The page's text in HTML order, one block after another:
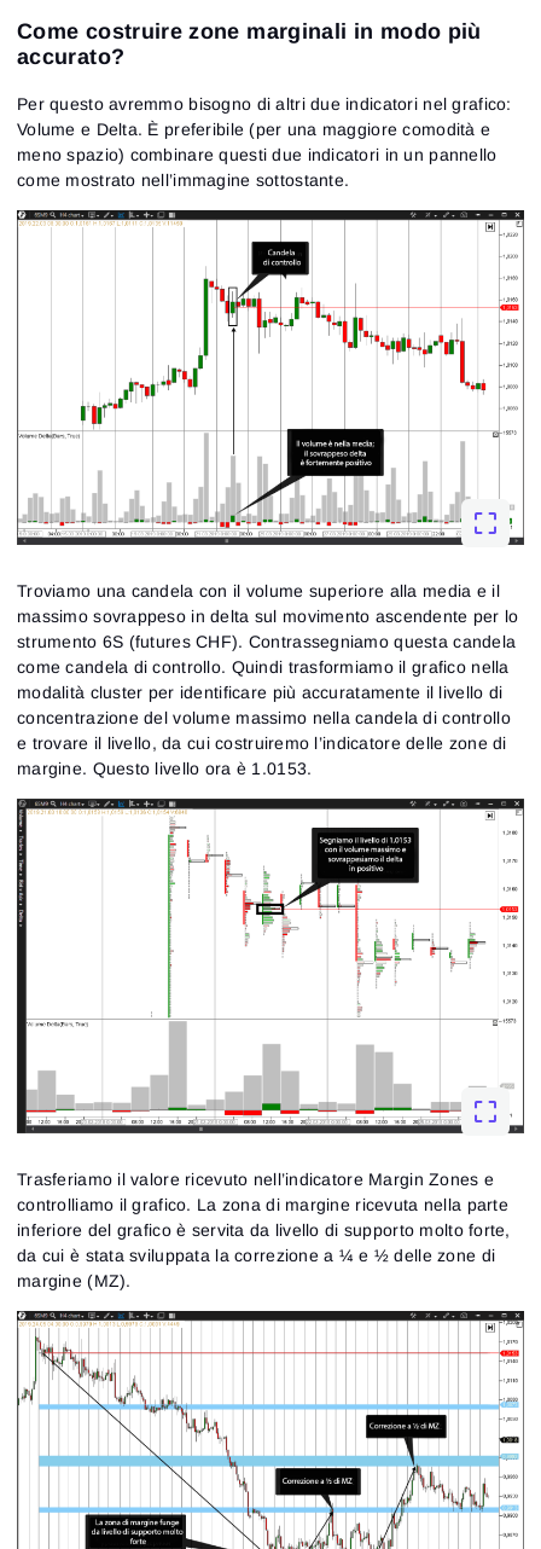
Come costruire zone marginali in modo più
accurato?
Per questo avremmo bisogno di altri due indicatori nel grafico:
Volume e Delta. È preferibile (per una maggiore comodità e
meno spazio) combinare questi due indicatori in un pannello
come mostrato nell’immagine sottostante.
Troviamo una candela con il volume superiore alla media e il
massimo sovrappeso in delta sul movimento ascendente per lo
strumento 6S (futures CHF). Contrassegniamo questa candela
come candela di controllo. Quindi trasformiamo il grafico nella
modalità cluster per identificare più accuratamente il livello di
concentrazione del volume massimo nella candela di controllo
e trovare il livello, da cui costruiremo l’indicatore delle zone di
margine. Questo livello ora è 1.0153.
Trasferiamo il valore ricevuto nell’indicatore Margin Zones e
controlliamo il grafico. La zona di margine ricevuta nella parte
inferiore del grafico è servita da livello di supporto molto forte,
da cui è stata sviluppata la correzione a ¼ e ½ delle zone di
margine (MZ).
Close
Accesso
Email
Hai dimenticato la password?
Non hai un account?Registrati
Reimposta la password
Inserisci il tuo indirizzo e-mail e ti invieremo un link per
creare una nuova password.
Reimposta password
Registrazione
Desidero ricevere offerte speciali da ATAS
Terms of use,License agreement
Consulta la nostra Informativa sulla privacy